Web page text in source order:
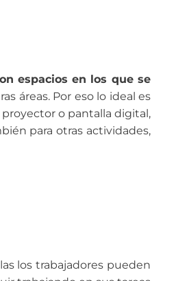
espacios en los que se
áreas. Por eso lo ideal es
o pantalla digital,
para otras actividades,
los trabajadores pueden